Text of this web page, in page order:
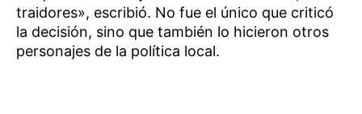
traidores», escribió. No fue el único que criticó
la decisión, sino que también lo hicieron otros
personajes de la política local.